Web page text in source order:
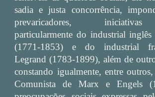
sadia e justa concorrência,
prevaricadores,
particularmente do industrial
(1771-1853) e do industrial
Legrand (1783-1899), além de
constando igualmente, entre
Comunista de Marx e Engels